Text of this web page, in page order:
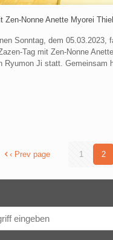
Zen-Nonne Anette Myorei Thiel
Sonntag, dem 05.03.2023,
Tag mit Zen-Nonne
Ryumon Ji statt. Gemeinsam
‹ Prev page 1 2